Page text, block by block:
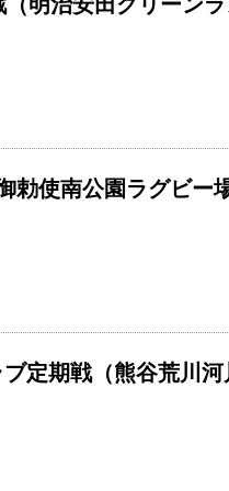
使南公園ラグビー場
定期戦（熊谷荒川河